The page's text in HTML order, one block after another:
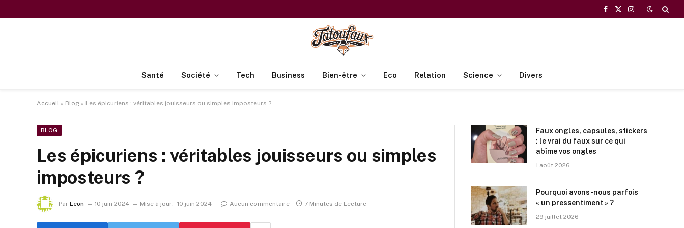
Facebook
X
Instagram
Santé Société Tech Business Bien-être Eco Relation Science Divers
Accueil » Blog » Les épicuriens : véritables jouisseurs ou simples imposteurs ?
BLOG
Les épicuriens : véritables jouisseurs ou simples
imposteurs ?
Par Leon 10 juin 2024 Mise à jour: 10 juin 2024 Aucun commentaire 7 Minutes de Lecture
Faux ongles, capsules, stickers
: le vrai du faux sur ce qui
abîme vos ongles
1 août 2026
Pourquoi avons-nous parfois
« un pressentiment » ?
29 juillet 2026